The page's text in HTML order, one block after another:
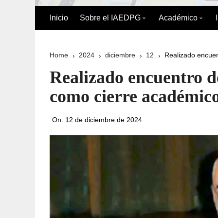
Inicio Sobre el IAEDPG
Principios y Valores
Naturaleza Jurídica del
IAEDPG
Académico
Postgrado
Home 2024 diciembre 12 Realizado
Realizado encuentro
como cierre
On: 12 de diciembre de 2024